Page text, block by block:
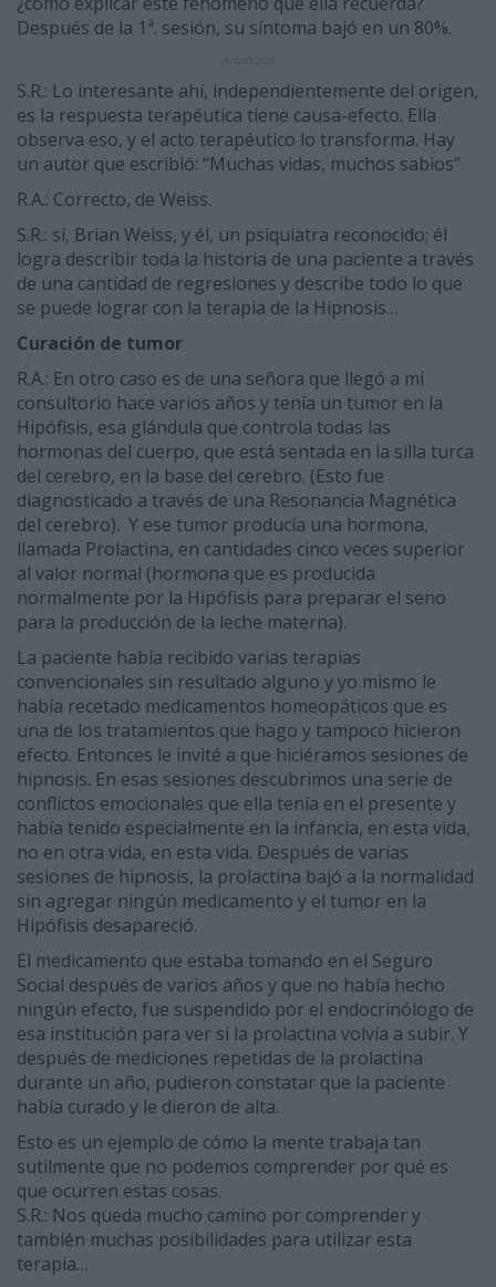
Después de la 1ª. sesión, su síntoma bajó en un 80%.
S.R.: Lo interesante ahí, independientemente del origen,
es la respuesta terapéutica tiene causa-efecto. Ella
observa eso, y el acto terapéutico lo transforma. Hay
un autor que escribió: “Muchas vidas, muchos sabios”
R.A.: Correcto, de Weiss.
S.R.: sí, Brian Weiss, y él, un psiquiatra reconocido; él
logra describir toda la historia de una paciente a través
de una cantidad de regresiones y describe todo lo que
se puede lograr con la terapia de la Hipnosis…
Curación de tumor
R.A.: En otro caso es de una señora que llegó a mi
consultorio hace varios años y tenía un tumor en la
Hipófisis, esa glándula que controla todas las
hormonas del cuerpo, que está sentada en la silla turca
del cerebro, en la base del cerebro. (Esto fue
diagnosticado a través de una Resonancia Magnética
del cerebro). Y ese tumor producía una hormona,
llamada Prolactina, en cantidades cinco veces superior
al valor normal (hormona que es producida
normalmente por la Hipófisis para preparar el seno
para la producción de la leche materna).
La paciente había recibido varias terapias
convencionales sin resultado alguno y yo mismo le
había recetado medicamentos homeopáticos que es
una de los tratamientos que hago y tampoco hicieron
efecto. Entonces le invité a que hiciéramos sesiones de
hipnosis. En esas sesiones descubrimos una serie de
conflictos emocionales que ella tenía en el presente y
había tenido especialmente en la infancia, en esta vida,
no en otra vida, en esta vida. Después de varias
sesiones de hipnosis, la prolactina bajó a la normalidad
sin agregar ningún medicamento y el tumor en la
Hipófisis desapareció.
El medicamento que estaba tomando en el Seguro
Social después de varios años y que no había hecho
ningún efecto, fue suspendido por el endocrinólogo de
esa institución para ver si la prolactina volvía a subir. Y
después de mediciones repetidas de la prolactina
durante un año, pudieron constatar que la paciente
había curado y le dieron de alta.
Esto es un ejemplo de cómo la mente trabaja tan
sutilmente que no podemos comprender por qué es
que ocurren estas cosas.
S.R.: Nos queda mucho camino por comprender y
también muchas posibilidades para utilizar esta
terapia…